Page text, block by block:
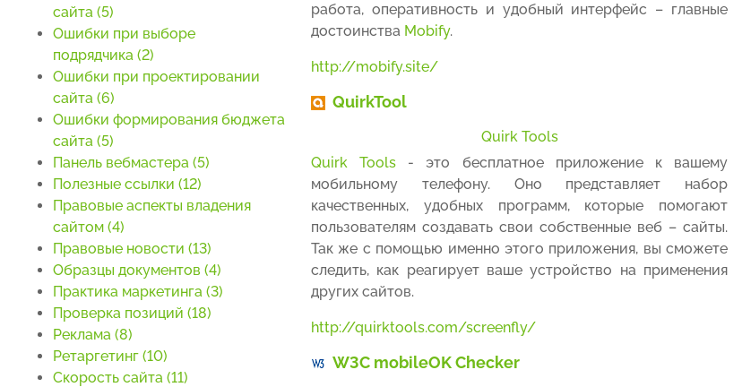
сайта (5)
Ошибки при выборе
подрядчика (2)
Ошибки при проектировании
сайта (6)
Ошибки формирования бюджета
сайта (5)
Панель вебмастера (5)
Полезные ссылки (12)
Правовые аспекты владения
сайтом (4)
Правовые новости (13)
Образцы документов (4)
Практика маркетинга (3)
Проверка позиций (18)
Реклама (8)
Ретаргетинг (10)
Скорость сайта (11)
работа, оперативность и удобный интерфейс – главные
достоинства Mobify.
http://mobify.site/
QuirkTool
Quirk Tools
Quirk Tools - это бесплатное приложение к вашему
мобильному телефону. Оно представляет набор
качественных, удобных программ, которые помогают
пользователям создавать свои собственные веб – сайты.
Так же с помощью именно этого приложения, вы сможете
следить, как реагирует ваше устройство на применения
других сайтов.
http://quirktools.com/screenfly/
W3C mobileOK Checker